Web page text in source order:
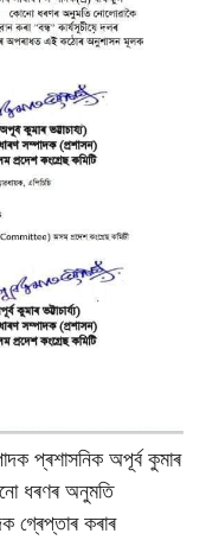
প্ৰশাসনিক অপূৰ্ব কুমাৰ
ধৰণৰ অনুমতি
গ্ৰেপ্তাৰ কৰাৰ